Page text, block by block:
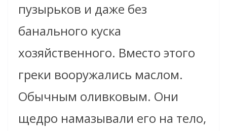
пузырьков и даже без
банального куска
хозяйственного. Вместо этого
греки вооружались маслом.
Обычным оливковым. Они
щедро намазывали его на тело,